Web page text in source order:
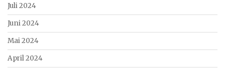
Juli 2024
Juni 2024
Mai 2024
April 2024